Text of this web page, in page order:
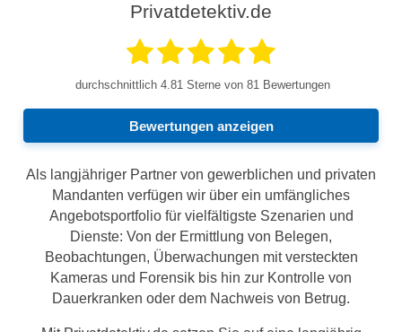
Privatdetektiv.de
durchschnittlich 4.81 Sterne von 81 Bewertungen
Bewertungen anzeigen
Als langjähriger Partner von gewerblichen und privaten
Mandanten verfügen wir über ein umfängliches
Angebotsportfolio für vielfältigste Szenarien und
Dienste: Von der Ermittlung von Belegen,
Beobachtungen, Überwachungen mit versteckten
Kameras und Forensik bis hin zur Kontrolle von
Dauerkranken oder dem Nachweis von Betrug.